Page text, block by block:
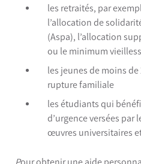
les retraités, par
l’allocation de
(Aspa), l’allocation
ou le minimum
les jeunes de moins
rupture familiale
les étudiants qui
d’urgence versées par
œuvres universitaires